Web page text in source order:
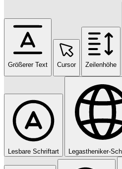
Größerer Text Cursor Zeilenhöhe
Lesbare Schriftart Legastheniker-